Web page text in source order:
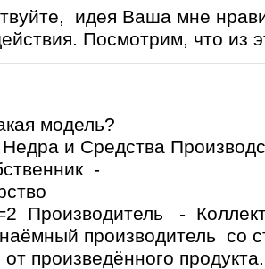
идея Ваша мне
Посмотрим, что из
модель?
и Средства
-
-
производитель со
от произведённого